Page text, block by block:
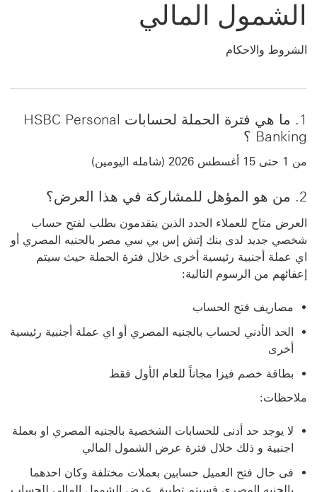
الشمول المالي
الشروط والاحكام
1. ما هي فترة الحملة لحسابات HSBC Personal
Banking ؟
من 1 حتى 15 أغسطس 2026 (شامله اليومين)
2. من هو المؤهل للمشاركة في هذا العرض؟
العرض متاح للعملاء الجدد الذين يتقدمون بطلب لفتح حساب
شخصي جديد لدى بنك إتش إس بي سي مصر بالجنيه المصري أو
اي عملة أجنبية رئيسية أخرى خلال فترة الحملة حيث سيتم
إعفائهم من الرسوم التالية:
مصاريف فتح الحساب
الحد الأدني لحساب بالجنيه المصري أو اي عملة أجنبية رئيسية
أخرى
بطاقة خصم فيزا مجاناً للعام الأول فقط
ملاحظات:
لا يوجد حد أدنى للحسابات الشخصية بالجنيه المصري او بعملة
اجنبية و ذلك خلال فترة عرض الشمول المالي
فى حال فتح العميل حسابين بعملات مختلفة وكان احدهما